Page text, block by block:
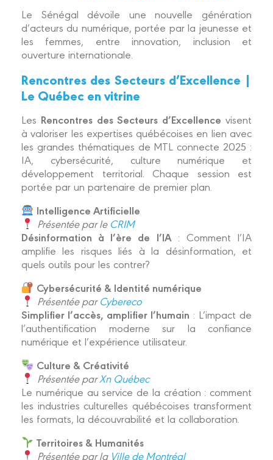
Le Sénégal dévoile une nouvelle génération
d’acteurs du numérique, portée par la jeunesse et
les femmes, entre innovation, inclusion et
ouverture internationale.
Rencontres des Secteurs d’Excellence |
Le Québec en vitrine
Les Rencontres des Secteurs d’Excellence visent
à valoriser les expertises québécoises en lien avec
les grandes thématiques de MTL connecte 2025 :
IA, cybersécurité, culture numérique et
développement territorial. Chaque session est
portée par un partenaire de premier plan.
Intelligence Artificielle
Présentée par le CRIM
Désinformation à l’ère de l’IA: Comment l’IA
amplifie les risques liés à la désinformation, et
quels outils pour les contrer?
Cybersécurité & Identité numérique
Présentée parCybereco
Simplifier l’accès, amplifier l’humain : L’impact de
l’authentification moderne sur la confiance
numérique et l’expérience utilisateur.
Culture & Créativité
Présentée parXn Québec
Le numérique au service de la création : comment
les industries culturelles québécoises transforment
les formats, la découvrabilité et la collaboration.
Territoires & Humanités
Présentée par la Ville de Montréal